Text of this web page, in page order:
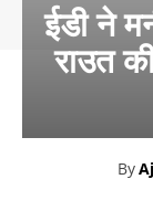
ईडी ने
राउत
By